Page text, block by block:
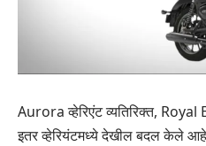
Aurora व्हेरिएंट व्यतिरिक्त,
इतर व्हेरियंटमध्ये देखील बदल केले